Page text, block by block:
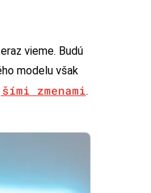
vieme. Budú
modelu však
zmenami.